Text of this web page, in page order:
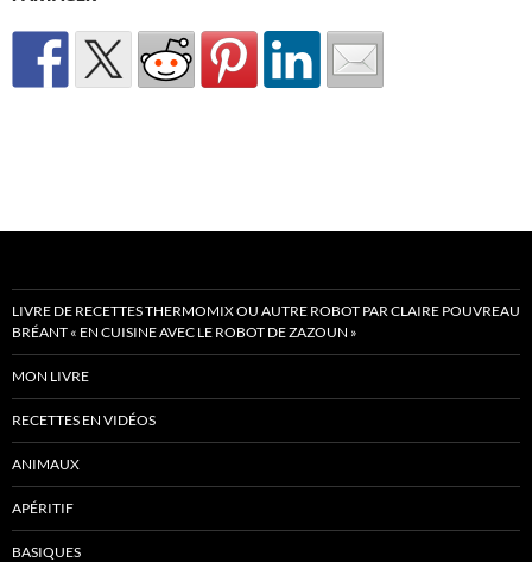
LIVRE DE RECETTES THERMOMIX OU AUTRE ROBOT PAR CLAIRE POUVREAU
BRÉANT « EN CUISINE AVEC LE ROBOT DE ZAZOUN »
MON LIVRE
RECETTES EN VIDÉOS
ANIMAUX
APÉRITIF
BASIQUES